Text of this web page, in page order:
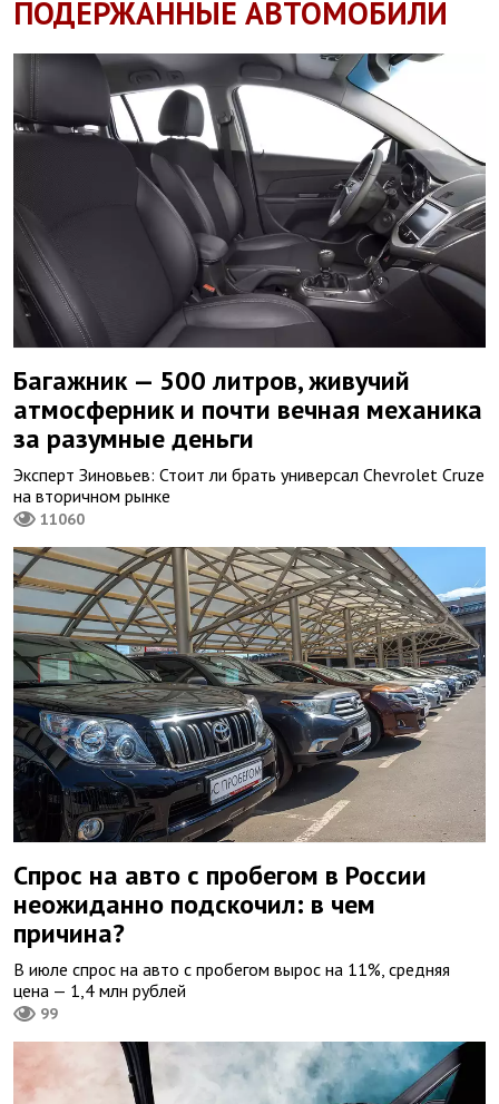
ПОДЕРЖАННЫЕ АВТОМОБИЛИ
Багажник — 500 литров, живучий
атмосферник и почти вечная механика
за разумные деньги
Эксперт Зиновьев: Стоит ли брать универсал Chevrolet Cruze
на вторичном рынке
11060
Спрос на авто с пробегом в России
неожиданно подскочил: в чем
причина?
В июле спрос на авто с пробегом вырос на 11%, средняя
цена — 1,4 млн рублей
99